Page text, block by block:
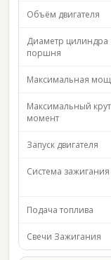
Объём двигателя
Диаметр цилиндра
поршня
Максимальная
Максимальный
момент
Запуск двигателя
Система зажигания
Подача топлива
Свечи Зажигания